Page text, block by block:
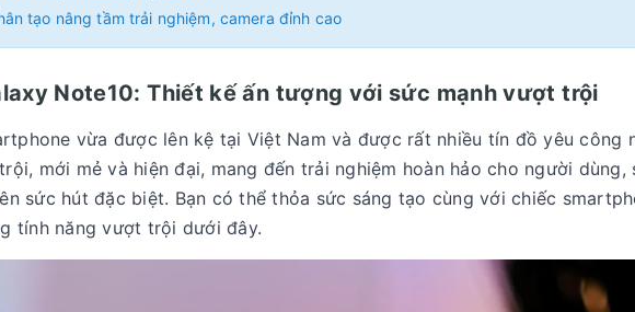
tạo nâng tầm trải nghiệm, camera đỉnh cao
Note10: Thiết kế ấn tượng với sức mạnh vượt trội
vừa được lên kệ tại Việt Nam và được rất nhiều tín đồ yêu công
mới mẻ và hiện đại, mang đến trải nghiệm hoàn hảo cho người dùng,
sức hút đặc biệt. Bạn có thể thỏa sức sáng tạo cùng với chiếc
tính năng vượt trội dưới đây.